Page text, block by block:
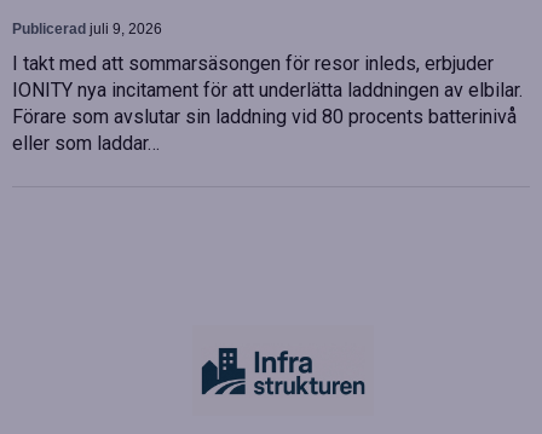
Publicerad juli 9, 2026
I takt med att sommarsäsongen för resor inleds, erbjuder
IONITY nya incitament för att underlätta laddningen av elbilar.
Förare som avslutar sin laddning vid 80 procents batterinivå
eller som laddar…